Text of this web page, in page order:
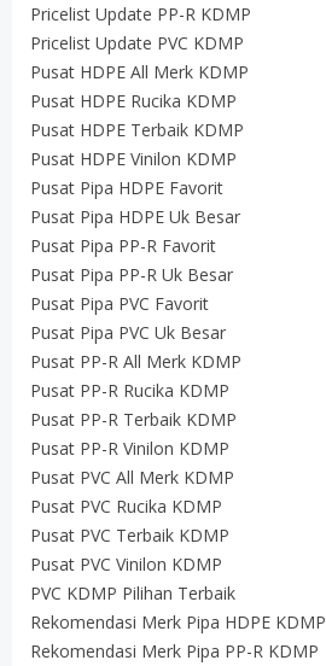
Pricelist Update PP-R KDMP
Pricelist Update PVC KDMP
Pusat HDPE All Merk KDMP
Pusat HDPE Rucika KDMP
Pusat HDPE Terbaik KDMP
Pusat HDPE Vinilon KDMP
Pusat Pipa HDPE Favorit
Pusat Pipa HDPE Uk Besar
Pusat Pipa PP-R Favorit
Pusat Pipa PP-R Uk Besar
Pusat Pipa PVC Favorit
Pusat Pipa PVC Uk Besar
Pusat PP-R All Merk KDMP
Pusat PP-R Rucika KDMP
Pusat PP-R Terbaik KDMP
Pusat PP-R Vinilon KDMP
Pusat PVC All Merk KDMP
Pusat PVC Rucika KDMP
Pusat PVC Terbaik KDMP
Pusat PVC Vinilon KDMP
PVC KDMP Pilihan Terbaik
Rekomendasi Merk Pipa HDPE KDMP
Rekomendasi Merk Pipa PP-R KDMP